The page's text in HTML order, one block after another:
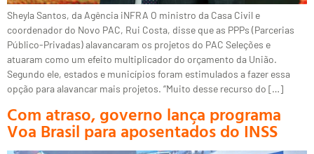
Sheyla Santos, da Agência iNFRA O ministro da Casa Civil e
coordenador do Novo PAC, Rui Costa, disse que as PPPs (Parcerias
Público-Privadas) alavancaram os projetos do PAC Seleções e
atuaram como um efeito multiplicador do orçamento da União.
Segundo ele, estados e municípios foram estimulados a fazer essa
opção para alavancar mais projetos. “Muito desse recurso do […]
Com atraso, governo lança programa
Voa Brasil para aposentados do INSS